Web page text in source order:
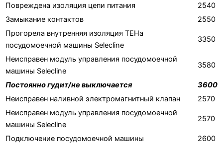
Повреждена изоляция цепи питания
2540
Замыкание контактов
2550
Прогорела внутренняя изоляция ТЕНа
посудомоечной машины Selecline
3350
Неисправен модуль управления посудомоечной
машины Selecline
3580
Постоянно гудит/не выключается
3600
Неисправен наливной электромагнитный клапан
2570
Неисправен модуль управления посудомоечной
машины Selecline
2570
Подключение посудомоечной машины
2600